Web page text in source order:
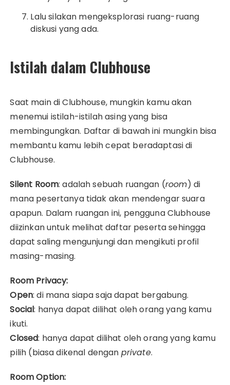
Lalu silakan mengeksplorasi ruang-ruang
diskusi yang ada.
Istilah dalam Clubhouse
Saat main di Clubhouse, mungkin kamu akan
menemui istilah-istilah asing yang bisa
membingungkan. Daftar di bawah ini mungkin bisa
membantu kamu lebih cepat beradaptasi di
Clubhouse.
Silent Room: adalah sebuah ruangan (room) di
mana pesertanya tidak akan mendengar suara
apapun. Dalam ruangan ini, pengguna Clubhouse
diizinkan untuk melihat daftar peserta sehingga
dapat saling mengunjungi dan mengikuti profil
masing-masing.
Room Privacy:
Open: di mana siapa saja dapat bergabung.
Social: hanya dapat dilihat oleh orang yang kamu
ikuti.
Closed: hanya dapat dilihat oleh orang yang kamu
pilih (biasa dikenal dengan private.
Room Option: